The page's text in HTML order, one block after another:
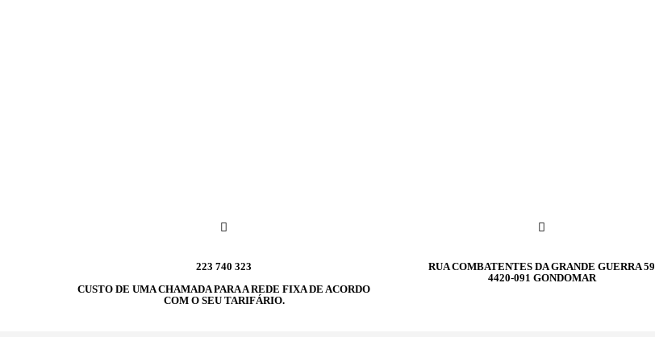
223 740 323
CUSTO DE UMA CHAMADA PARA A REDE FIXA DE ACORDO
COM O SEU TARIFÁRIO.
RUA COMBATENTES DA GRANDE GUERRA 59
4420-091 GONDOMAR